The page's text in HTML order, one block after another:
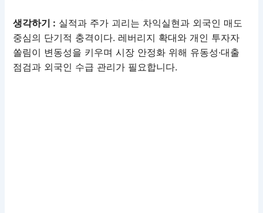
생각하기 : 실적과 주가 괴리는 차익실현과 외국인 매도
중심의 단기적 충격이다. 레버리지 확대와 개인 투자자
쏠림이 변동성을 키우며 시장 안정화 위해 유동성·대출
점검과 외국인 수급 관리가 필요합니다.